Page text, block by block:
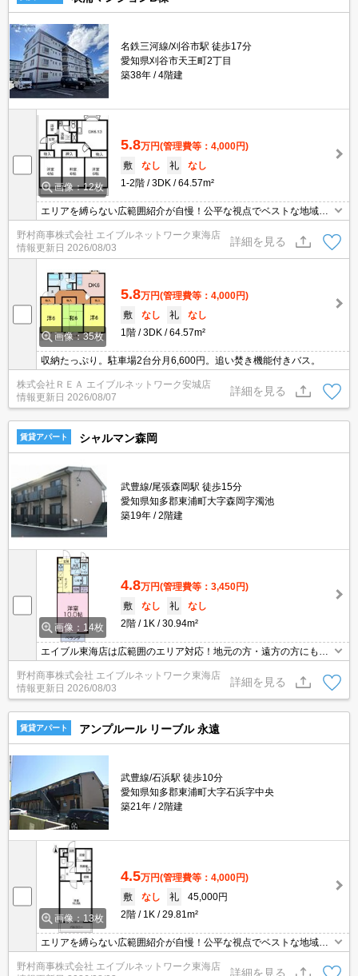
名鉄三河線/刈谷市駅 徒歩17分
愛知県刈谷市天王町2丁目
築38年
4階建
画像：12枚
5.8万円(管理費等：4,000円)
敷
なし 礼
なし
1-2階
3DK 64.57m²
エリアを縛らない広範囲紹介が自慢！公平な視点でベストな地域を
ご提案します。現地集合・オンライン対応！
野村商事株式会社 エイブルネットワーク東海店
情報更新日 2026/08/03
詳細を見る
画像：35枚
5.8万円(管理費等：4,000円)
敷
なし 礼
なし
1階
3DK 64.57m²
収納たっぷり。駐車場2台分月6,600円。追い焚き機能付きバス。
株式会社ＲＥＡ エイブルネットワーク安城店
情報更新日 2026/08/07
詳細を見る
賃貸アパート シャルマン森岡
武豊線/尾張森岡駅 徒歩15分
愛知県知多郡東浦町大字森岡字濁池
築19年
2階建
画像：14枚
4.8万円(管理費等：3,450円)
敷
なし 礼
なし
2階
1K 30.94m²
エイブル東海店は広範囲のエリア対応！地元の方・遠方の方にも公
平な視点で提案♪見るだけ・オンライン可！
野村商事株式会社 エイブルネットワーク東海店
情報更新日 2026/08/03
詳細を見る
賃貸アパート アンプルール リーブル 永遠
武豊線/石浜駅 徒歩10分
愛知県知多郡東浦町大字石浜字中央
築21年
2階建
画像：13枚
4.5万円(管理費等：4,000円)
敷
なし 礼
45,000円
2階
1K 29.81m²
エリアを縛らない広範囲紹介が自慢！公平な視点でベストな地域を
ご提案します。現地集合・オンライン対応！
野村商事株式会社 エイブルネットワーク東海店
詳細を見る